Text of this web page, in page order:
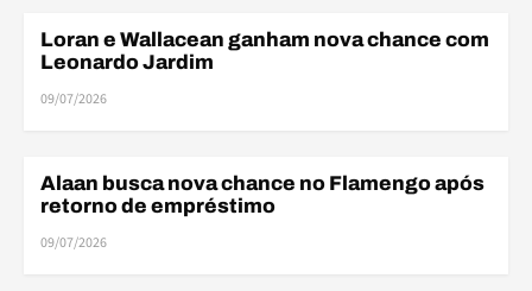
BASE
Loran e Wallacean ganham nova chance com
Leonardo Jardim
09/07/2026
BASE
Alaan busca nova chance no Flamengo após
retorno de empréstimo
09/07/2026